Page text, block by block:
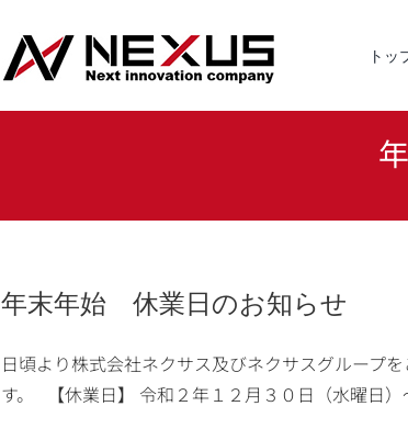
トッ
年末年始 休業日のお知らせ
日頃より株式会社ネクサス及びネクサスグループ
す。 【休業日】 令和２年１２月３０日（水曜日